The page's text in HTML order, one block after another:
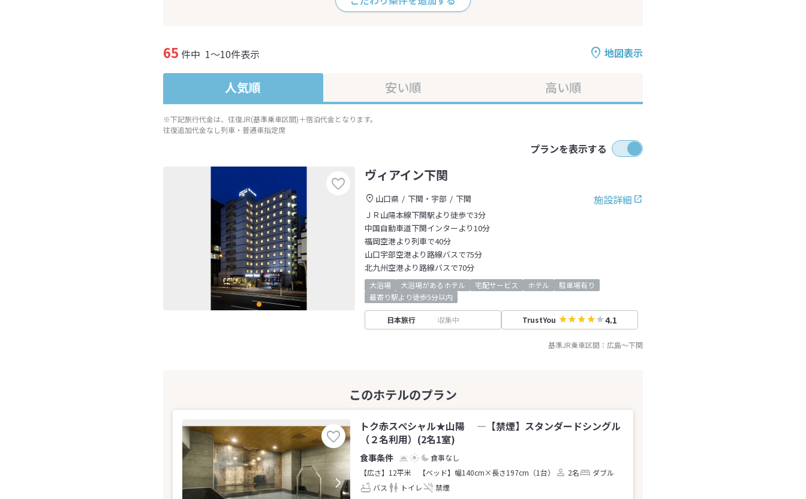
地図表示
65 件中 1～10件表示
人気順 安い順 高い順
※下記旅行代金は、往復JR(基準乗車区間)＋宿泊代金となります。
往復追加代金なし列車・普通車指定席
プランを表示する
ヴィアイン下関
施設詳細
山口県 下関・宇部
下関
ＪＲ山陽本線下関駅より徒歩で3分
中国自動車道下関インターより10分
福岡空港より列車で40分
山口宇部空港より路線バスで75分
北九州空港より路線バスで70分
大浴場 大浴場があるホテル 宅配サービス ホテル
駐車場有り
最寄り駅より徒歩5分以内
日本旅行 収集中 TrustYou 4.1
基準JR乗車区間： 広島～下関
トク赤スペシャル★山陽 ―【禁煙】スタンダードシングル
（２名利用）(2名1室)
食事なし
【広さ】12平米
【ベッド】幅140cm×長さ197cm（1台） 2名
ダブル
バス
トイレ 禁煙